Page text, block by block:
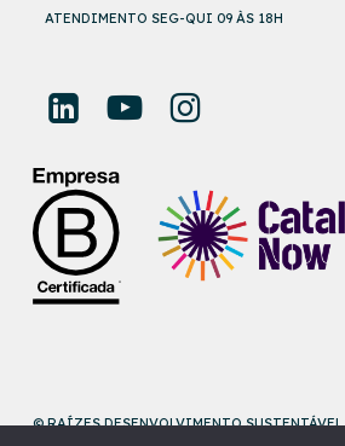
ATENDIMENTO SEG-QUI 09 ÀS 18H
© RAÍZES DESENVOLVIMENTO SUSTENTÁVEL